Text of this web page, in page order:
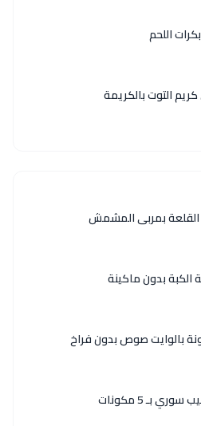
اللحم
التوت بالكريمة
بمربى المشمش
بدون ماكينة
بالوايت صوص بدون فراخ
بـ 5 مكونات